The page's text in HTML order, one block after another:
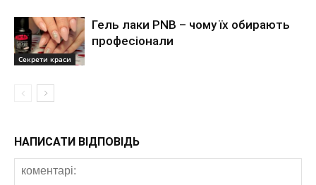
Секрети краси
Гель лаки PNB – чому їх обирають
професіонали
НАПИСАТИ ВІДПОВІДЬ